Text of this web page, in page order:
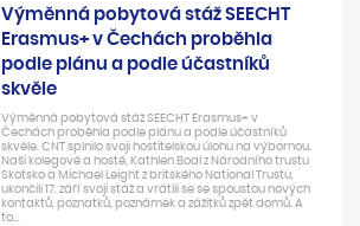
Výměnná pobytová stáž SEECHT
Erasmus+ v Čechách proběhla
podle plánu a podle účastníků
skvěle
Výměnná pobytová stáž SEECHT Erasmus+ v
Čechách proběhla podle plánu a podle účastníků
skvěle. CNT splnilo svoji hostitelskou úlohu na výbornou.
Naši kolegové a hosté, Kathlen Boal z Národního trustu
Skotsko a Michael Leight z britského National Trustu,
ukončili 17. září svoji stáž a vrátili se se spoustou nových
kontaktů, poznatků, poznámek a zážitků zpět domů. A
to…